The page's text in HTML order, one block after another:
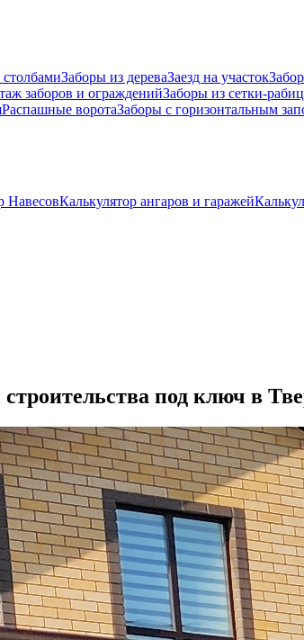
Заборы из дереваЗаезд на участок
заборов и огражденийЗаборы из сетки-
Распашные воротаЗаборы с горизонтальным
НавесовКалькулятор ангаров и гаражей
под ключ в